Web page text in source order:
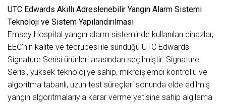
UTC Edwards Akıllı Adreslenebilir Yangın Alarm Sistemi
Teknoloji ve Sistem Yapılandırılması
Emsey Hospital yangın alarm sisteminde kullanılan cihazlar,
EEC'nin kalite ve tecrübesi ile sunduğu UTC Edwards
Signature Serisi ürünleri arasından seçilmiştir. Signature
Serisi, yüksek teknolojiye sahip, mikroişlemci kontrollü ve
algoritma tabanlı, uzun test süreçleri sonunda elde edilmiş
yangın algoritmalarıyla karar verme yetisine sahip algılama